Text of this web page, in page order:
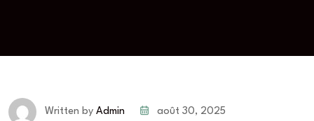
Written by Admin août 30, 2025